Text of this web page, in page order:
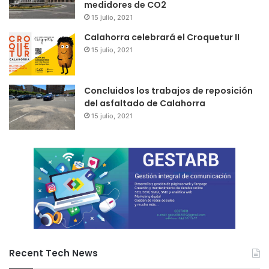
Peña Riojana
Formalización de convenio
1.000,00 euros.
Asociación Baloncesto Quintiliano
Actividades deportivas de baloncesto 2018-2019
Formalización de convenio
En el área de cultura, la Junta de Gobierno Local procedió
a su vez a la devolución de cuotas de matrícula de la
Escuela Municipal de Música y Artes Escénicas “Maestro
Arroyo” en los casos en los que estas estaban justificadas.
medidores de CO2
15 julio, 2021
Calahorra celebrará el Croquetur II
15 julio, 2021
Concluidos los trabajos de reposición
del asfaltado de Calahorra
15 julio, 2021
Recent Tech News